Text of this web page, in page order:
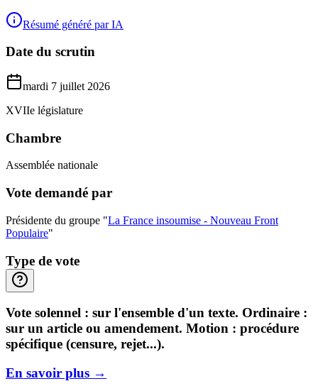
Résumé généré par IA
Date du scrutin
mardi 7 juillet 2026
XVIIe législature
Chambre
Assemblée nationale
Vote demandé par
Présidente du groupe "La France insoumise - Nouveau Front
Populaire"
Type de vote
Vote solennel : sur l'ensemble d'un texte. Ordinaire :
sur un article ou amendement. Motion : procédure
spécifique (censure, rejet...).
En savoir plus →